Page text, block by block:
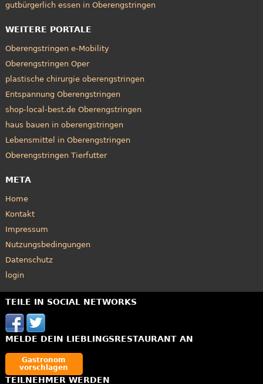
gutbürgerlich essen in Oberengstringen
WEITERE PORTALE
Oberengstringen e-Mobility
Oberengstringen Oper
plastische chirurgie oberengstringen
Entspannung Oberengstringen
shop-local-best.de Oberengstringen
haus bauen in oberengstringen
Lebensmittel in Oberengstringen
Oberengstringen Tierfutter
META
Home
Kontakt
Impressum
Nutzungsbedingungen
Datenschutz
login
TEILE IN SOCIAL NETWORKS
MELDE DEIN LIEBLINGSRESTAURANT AN
Gastronom
vorschlagen
TEILNEHMER WERDEN